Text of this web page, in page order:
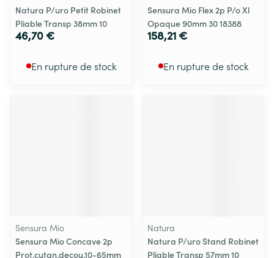
Natura P/uro Petit Robinet
Pliable Transp 38mm 10
46,70 €
En rupture de stock
Sensura Mio Flex 2p P/o Xl
Opaque 90mm 30 18388
158,21 €
En rupture de stock
Sensura Mio
Sensura Mio Concave 2p
Prot.cutan.decou.10-65mm
Natura
Natura P/uro Stand Robinet
Pliable Transp 57mm 10